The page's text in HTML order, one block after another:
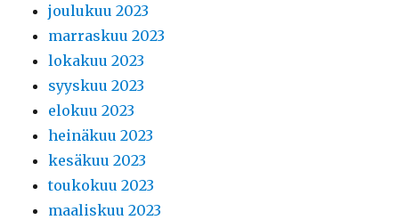
joulukuu 2023
marraskuu 2023
lokakuu 2023
syyskuu 2023
elokuu 2023
heinäkuu 2023
kesäkuu 2023
toukokuu 2023
maaliskuu 2023